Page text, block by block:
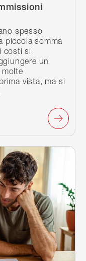
spesso
piccola somma
costi si
un
vista, ma si